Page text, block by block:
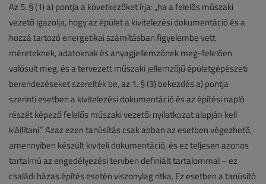
Az 5. § (1) a) pontja a következőket írja: „ha a felelős műszaki
vezető igazolja, hogy az épület a kivitelezési dokumentáció és a
hozzá tartozó energetikai számításban figyelembe vett
méreteknek, adatoknak és anyagjellemzőnek meg-felelően
valósult meg, és a tervezett műszaki jellemzőjű épületgépészeti
berendezéseket szerelték be, az 1. § (3) bekezdés a) pontja
szerinti esetben a kivitelezési dokumentáció és az építési napló
részét képező felelős műszaki vezetői nyilatkozat alapján kell
kiállítani.” Azaz ezen tanúsítás csak abban az esetben végezhető,
amennyiben készült kiviteli dokumentáció, és ez teljesen azonos
tartalmú az engedélyezési tervben definiált tartalommal – ez
családi házas építés esetén viszonylag ritka. Ez esetben a tanúsító